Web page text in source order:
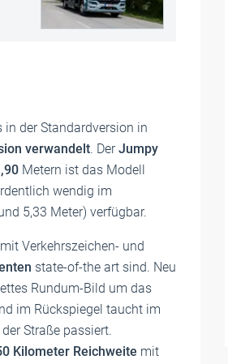
in der Standardversion in
verwandelt. DerJumpy
Metern ist das Modell
wendig im
5,33 Meter) verfügbar.
Verkehrszeichen- und
state-of-the art sind. Neu
Rundum-Bild um das
im Rückspiegel taucht im
Straße passiert.
Kilometer Reichweite mit